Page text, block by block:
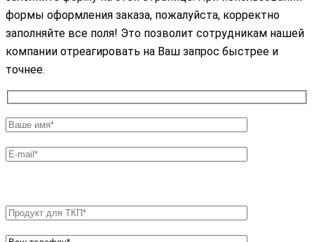
формы оформления заказа, пожалуйста, корректно
заполняйте все поля! Это позволит сотрудникам нашей
компании отреагировать на Ваш запрос быстрее и
точнее.